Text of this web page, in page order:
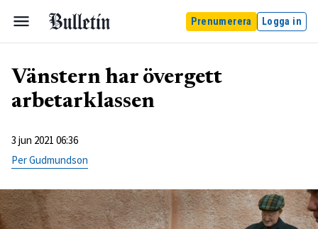
Prenumerera Logga in
Vänstern har övergett
arbetarklassen
3 jun 2021 06:36
Per Gudmundson